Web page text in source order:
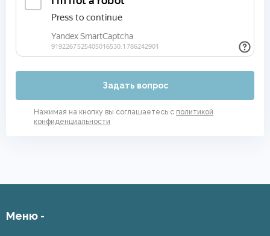
Задать вопрос
Нажимая на кнопку вы соглашаетесь с политикой
конфиденциальности
Меню -